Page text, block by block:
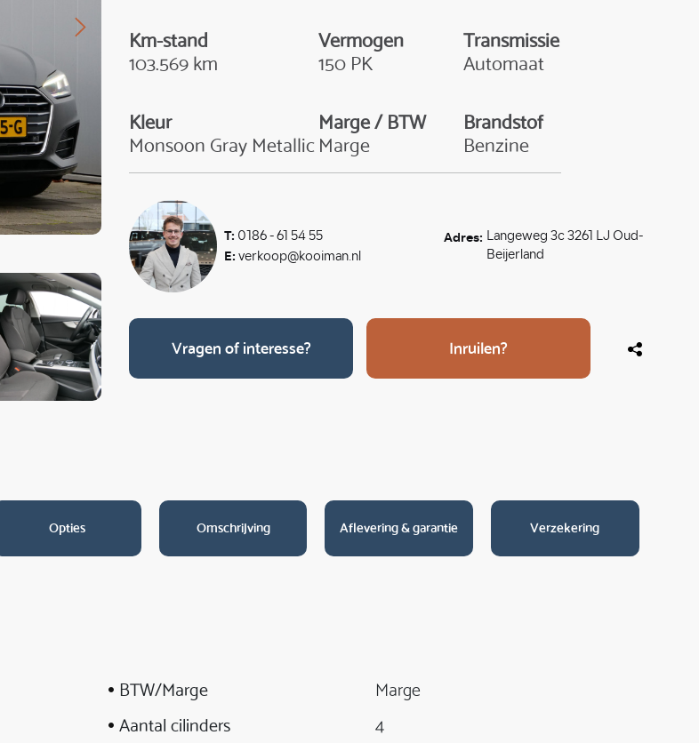
Km-stand
103.569 km
Vermogen
150 PK
Transmissie
Automaat
Kleur
Monsoon Gray Metallic
Marge / BTW
Marge
Brandstof
Benzine
T: 0186 - 61 54 55
E: verkoop@kooiman.nl
Adres: Langeweg 3c 3261 LJ Oud-
Beijerland
Vragen of interesse? Inruilen?
Opties Omschrijving Aflevering & garantie Verzekering
BTW/Marge
Marge
Aantal cilinders
4